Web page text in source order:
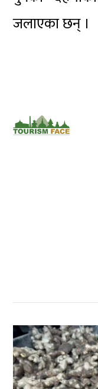
जलाएका छन् ।
,